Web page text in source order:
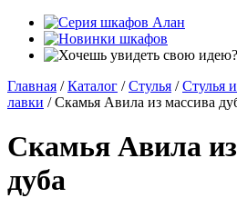
Главная / Каталог / Стулья / Стулья
лавки / Скамья Авила из массива
Скамья Авила
дуба